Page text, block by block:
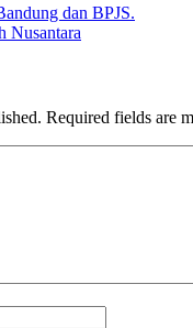
dan BPJS.
Nusantara
Required fields are